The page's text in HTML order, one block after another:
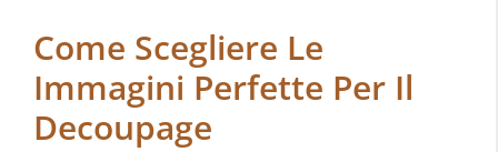
Come Scegliere Le
Immagini Perfette Per Il
Decoupage